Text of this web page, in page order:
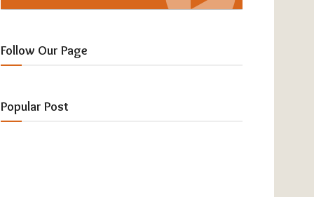
Follow Our Page
Popular Post